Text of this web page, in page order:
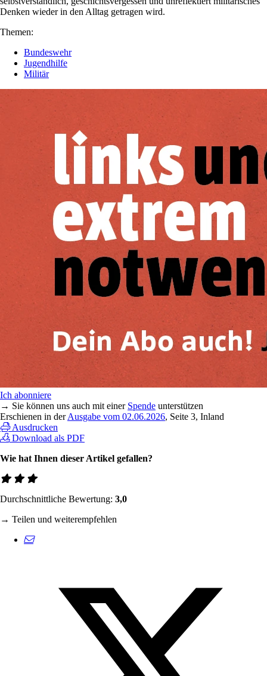
Denken wieder in den Alltag getragen wird.
Themen:
Bundeswehr
Jugendhilfe
Militär
Ich abonniere
→ Sie können uns auch mit einer Spende unterstützen
Erschienen in derAusgabe vom 02.06.2026, Seite 3, Inland
Ausdrucken
Download als PDF
Wie hat Ihnen dieser Artikel gefallen?
Durchschnittliche Bewertung: 3,0
→ Teilen und weiterempfehlen